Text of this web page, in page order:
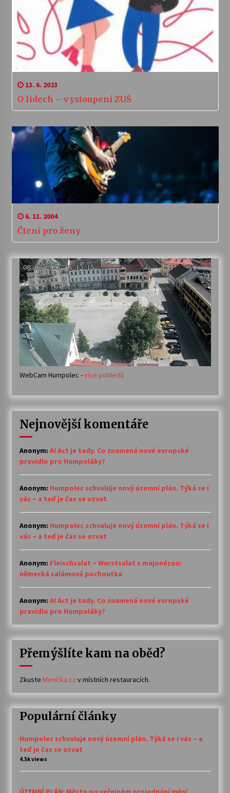
13. 6. 2023
O lidech – vystoupení ZUŠ
6. 11. 2004
Čtení pro ženy
WebCam Humpolec -více pohledů
Nejnovější komentáře
Anonym: AI Act je tady. Co znamená nové evropské
pravidlo pro Humpoláky?
Anonym: Humpolec schvaluje nový územní plán. Týká se i
vás – a teď je čas se ozvat
Anonym: Humpolec schvaluje nový územní plán. Týká se i
vás – a teď je čas se ozvat
Anonym: Fleischsalat – Wurstsalat s majonézou:
německá salámová pochoutka
Anonym: AI Act je tady. Co znamená nové evropské
pravidlo pro Humpoláky?
Přemýšlíte kam na oběd?
Zkuste Meníčka.cz v místních restauracích.
Populární články
Humpolec schvaluje nový územní plán. Týká se i vás – a
teď je čas se ozvat
4.5k views